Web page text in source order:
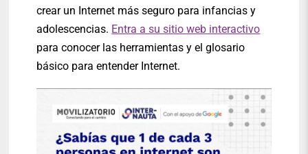
crear un Internet más seguro para infancias y
adolescencias. Entra a su sitio web interactivo
para conocer las herramientas y el glosario
básico para entender Internet.